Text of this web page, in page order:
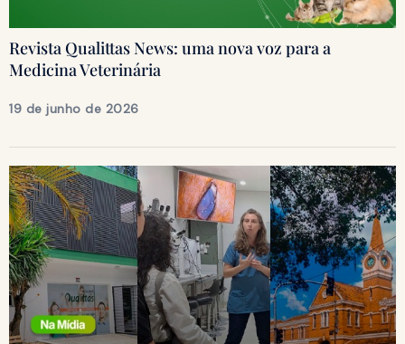
Revista Qualittas News: uma nova voz para a
Medicina Veterinária
19 de junho de 2026